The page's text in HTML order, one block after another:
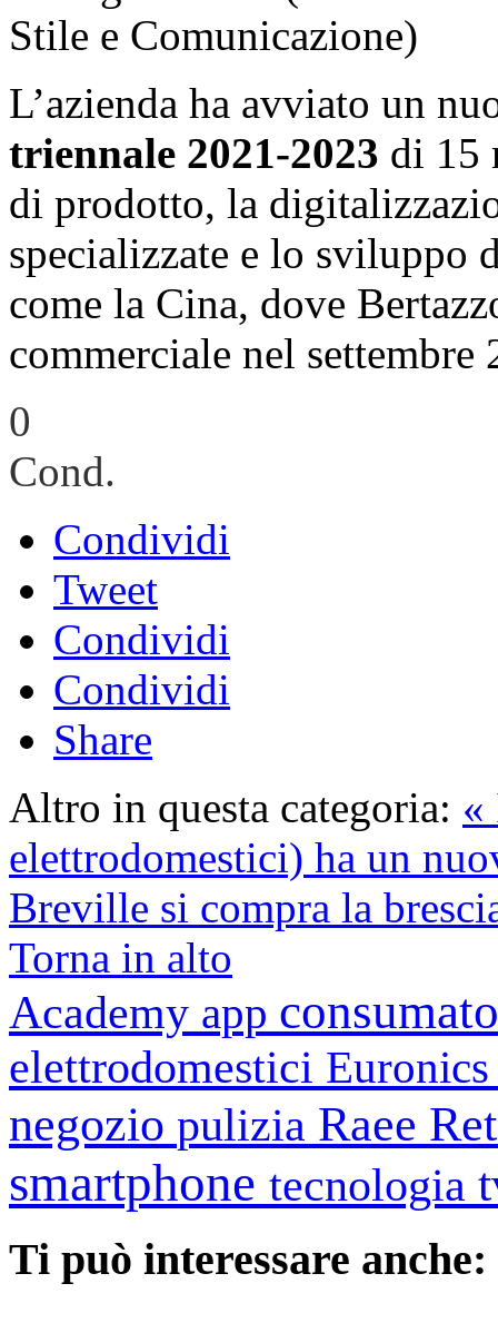
Stile e Comunicazione)
L’azienda ha avviato un
triennale 2021-2023 di 15
di prodotto, la
specializzate e lo sviluppo
come la Cina, dove
commerciale nel settembre
0
Cond.
Condividi
Tweet
Condividi
Condividi
Share
Altro in questa categoria: «
elettrodomestici) ha un
Breville si compra la
Torna in alto
Academy app
elettrodomestici
negozio pulizia Raee
smartphone tecnologia
Ti può interessare anche: